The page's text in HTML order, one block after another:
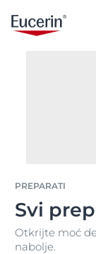
PREPARATI
Svi
Otkrijte moć
nabolje.